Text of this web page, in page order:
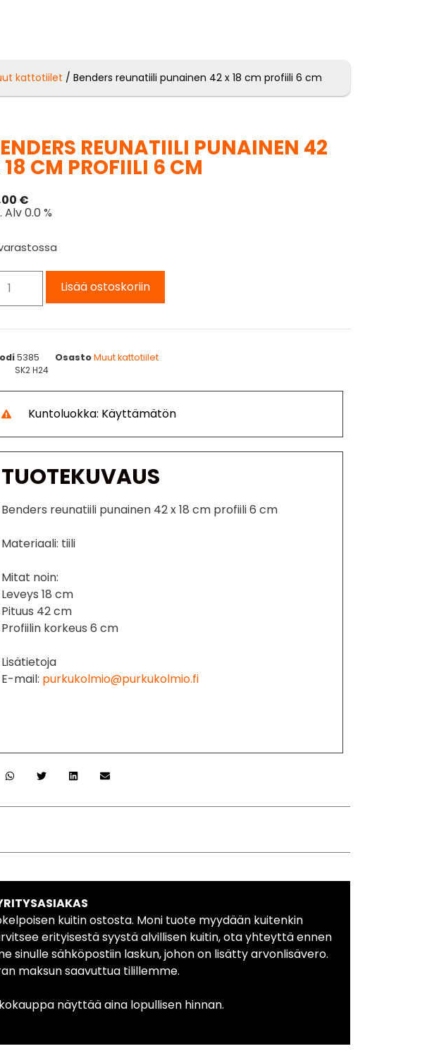
kattotiilet / Benders reunatiili punainen 42 x 18 cm profiili 6 cm
REUNATIILI PUNAINEN 42
18 CM PROFIILI 6 CM
€
Alv 0.0 %
Lisää ostoskoriin
5385 Osasto Muut kattotiilet
SK2 H24
Kuntoluokka: Käyttämätön
TUOTEKUVAUS
Benders reunatiili punainen 42 x 18 cm profiili 6 cm
Materiaali: tiili
Mitat noin:
Leveys 18 cm
Pituus 42 cm
Profiilin korkeus 6 cm
Lisätietoja
E-mail: purkukolmio@purkukolmio.fi
kuitin ostosta. Moni tuote myydään kuitenkin
erityisestä syystä alvillisen kuitin, ota yhteyttä ennen
sinulle sähköpostiin laskun, johon on lisätty arvonlisävero.
maksun saavuttua tilillemme.
näyttää aina lopullisen hinnan.